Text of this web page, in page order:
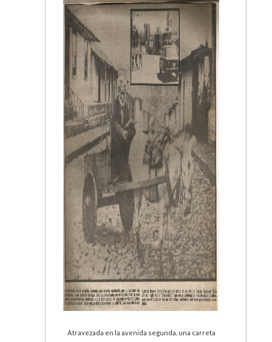
Atravezada en la avenida segunda, una carreta